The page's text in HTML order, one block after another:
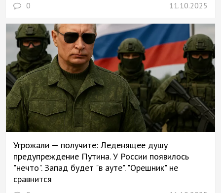
0 11.10.2025
Угрожали — получите: Леденящее душу
предупреждение Путина. У России появилось
"нечто". Запад будет "в ауте". "Орешник" не
сравнится